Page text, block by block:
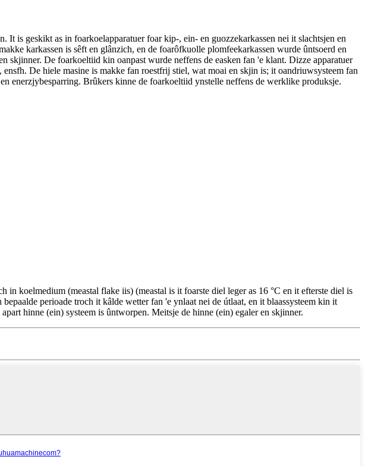
is geskikt as in foarkoelapparatuer foar kip-, ein- en guozzekarkassen nei it slachtsjen en
karkassen is sêft en glânzich, en de foarôfkuolle plomfeekarkassen wurde ûntsoerd en
skjinner. De foarkoeltiid kin oanpast wurde neffens de easken fan 'e klant. Dizze apparatuer
De hiele masine is makke fan roestfrij stiel, wat moai en skjin is; it oandriuwsysteem fan
enerzjybesparring. Brûkers kinne de foarkoeltiid ynstelle neffens de werklike produksje.
koelmedium (meastal flake iis) (meastal is it foarste diel leger as 16 °C en it efterste diel is
perioade troch it kâlde wetter fan 'e ynlaat nei de útlaat, en it blaassysteem kin it
hinne (ein) systeem is ûntworpen. Meitsje de hinne (ein) egaler en skjinner.